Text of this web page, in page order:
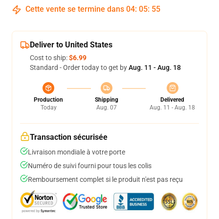
Cette vente se termine dans 04: 05: 54
Deliver to United States
Cost to ship:$6.99
Standard - Order today to get byAug. 11 - Aug. 18
Production
Today
Shipping
Aug. 07
Delivered
Aug. 11 - Aug. 18
Transaction sécurisée
Livraison mondiale à votre porte
Numéro de suivi fourni pour tous les colis
Remboursement complet si le produit n'est pas reçu